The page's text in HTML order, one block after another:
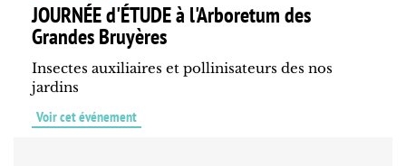
JOURNÉE d'ÉTUDE à l'Arboretum des
Grandes Bruyères
Insectes auxiliaires et pollinisateurs des nos
jardins
Voir cet événement